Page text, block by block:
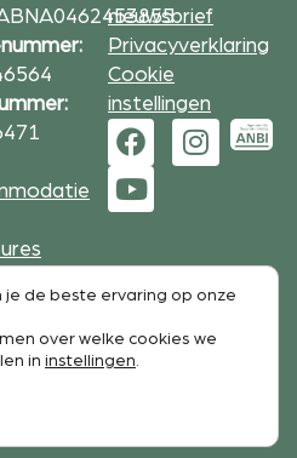
nieuwsbrief
Privacyverklaring
Cookie
instellingen
zijn beveiligd met
enservice voorwaarden
je de beste ervaring op onze
over welke cookies we
in instellingen.